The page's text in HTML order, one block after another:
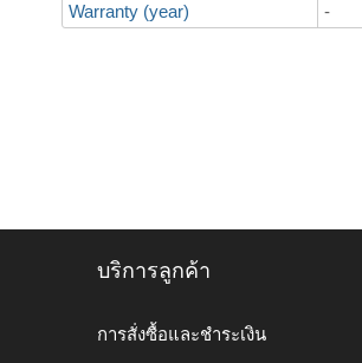
Warranty (year)
-
บริการลูกค้า
การสั่งซื้อและชำระเงิน